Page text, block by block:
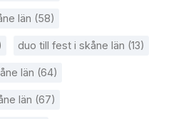
län (58)
duo till fest i skåne län (13)
län (64)
län (67)